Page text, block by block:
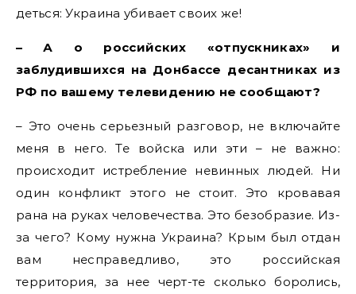
деться: Украина убивает своих же!
– А о российских «отпускниках» и
заблудившихся на Донбассе десантниках из
РФ по вашему телевидению не сообщают?
– Это очень серьезный разговор, не включайте
меня в него. Те войска или эти – не важно:
происходит истребление невинных людей. Ни
один конфликт этого не стоит. Это кровавая
рана на руках человечества. Это безобразие. Из-
за чего? Кому нужна Украина? Крым был отдан
вам несправедливо, это российская
территория, за нее черт-те сколько боролись,